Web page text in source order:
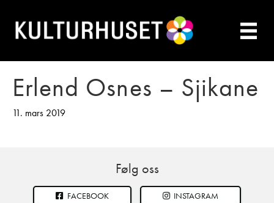
Erlend Osnes – Sjikane
11. mars 2019
Følg oss
FACEBOOK INSTAGRAM